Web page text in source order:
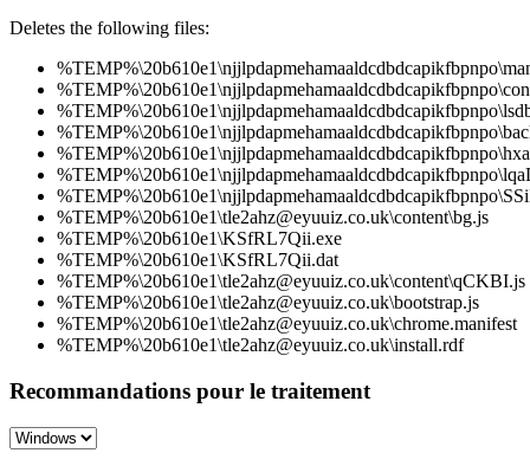
Deletes the following files:
%TEMP%\20b610e1\tle2ahz@eyuuiz.co.uk\content\bg.js
%TEMP%\20b610e1\KSfRL7Qii.exe
%TEMP%\20b610e1\KSfRL7Qii.dat
%TEMP%\20b610e1\tle2ahz@eyuuiz.co.uk\content\qCKBI.js
%TEMP%\20b610e1\tle2ahz@eyuuiz.co.uk\bootstrap.js
%TEMP%\20b610e1\tle2ahz@eyuuiz.co.uk\chrome.manifest
%TEMP%\20b610e1\tle2ahz@eyuuiz.co.uk\install.rdf
Recommandations pour le traitement